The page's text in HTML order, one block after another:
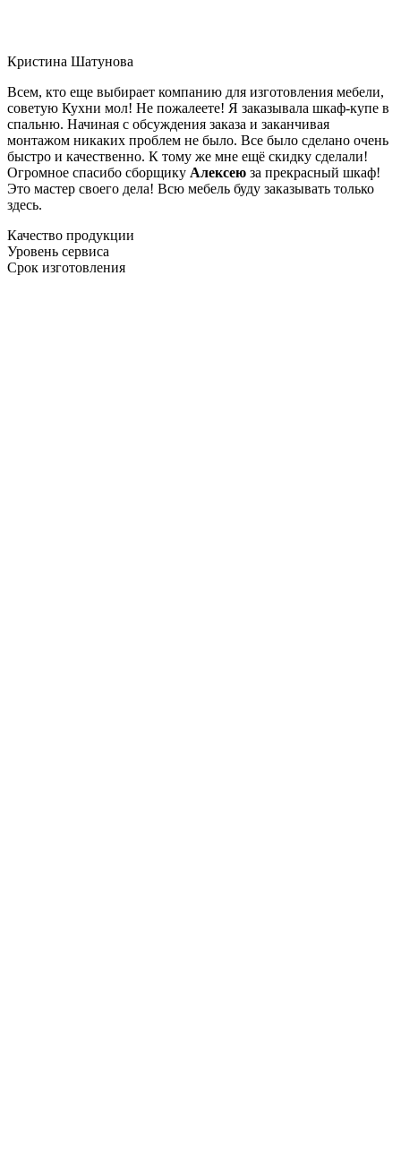
Кристина Шатунова
Всем, кто еще выбирает компанию для изготовления мебели,
советую Кухни мол! Не пожалеете! Я заказывала шкаф-купе в
спальню. Начиная с обсуждения заказа и заканчивая
монтажом никаких проблем не было. Все было сделано очень
быстро и качественно. К тому же мне ещё скидку сделали!
Огромное спасибо сборщику Алексею за прекрасный шкаф!
Это мастер своего дела! Всю мебель буду заказывать только
здесь.
Качество продукции
Уровень сервиса
Срок изготовления